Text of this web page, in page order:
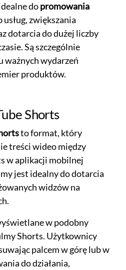
dopromowania
usług, zwiększania
dotarcia do dużej liczby
Są szczególnie
ważnych wydarzeń
produktów.
Shorts
to format, który
treści wideo między
w aplikacji mobilnej
jest idealny do dotarcia
widzów na
w podobny
Shorts. Użytkownicy
palcem w górę lub w
do działania,